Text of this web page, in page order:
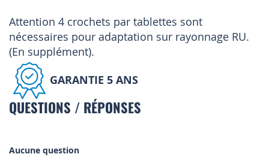
Attention 4 crochets par tablettes sont
nécessaires pour adaptation sur rayonnage RU.
(En supplément).
GARANTIE 5 ANS
QUESTIONS / RÉPONSES
Aucune question